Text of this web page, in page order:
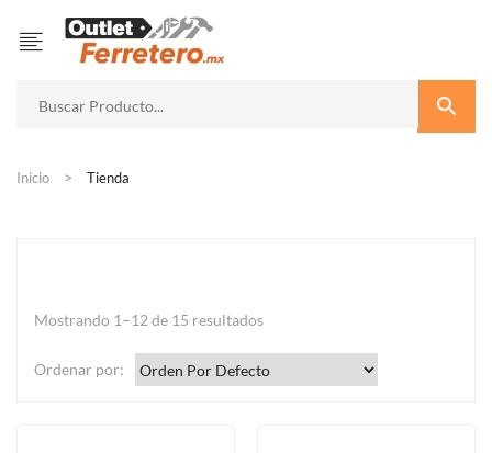
Inicio Tienda
Mostrando 1–12 de 15 resultados
Ordenar por: